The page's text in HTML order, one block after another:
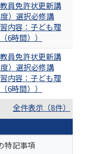
員免許状更新講
）選択必修講
内容：子ども理
6時間））
員免許状更新講
）選択必修講
内容：子ども理
6時間））
全件表示（8件）
特記事項